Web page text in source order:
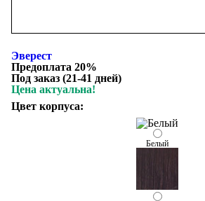
Эверест
Предоплата 20%
Под заказ (21-41 дней)
Цена актуальна!
Цвет корпуса:
Белый